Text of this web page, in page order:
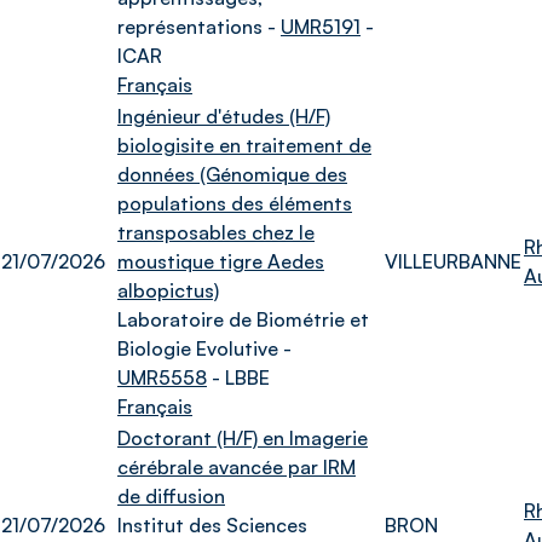
représentations - UMR5191 -
ICAR
Français
21/07/2026
Ingénieur d'études (H/F)
biologisite en traitement de
données (Génomique des
populations des éléments
transposables chez le
moustique tigre Aedes
albopictus)
Laboratoire de Biométrie et
Biologie Evolutive -
UMR5558 - LBBE
Français
VILLEURBANNE
21/07/2026
Doctorant (H/F) en Imagerie
cérébrale avancée par IRM
de diffusion
Institut des Sciences
BRON